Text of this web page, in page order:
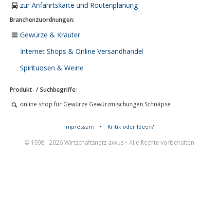
zur Anfahrtskarte und Routenplanung
Branchenzuordnungen:
Gewürze & Kräuter
Internet Shops & Online Versandhandel
Spirituosen & Weine
Produkt- / Suchbegriffe:
online shop für Gewürze Gewürzmischungen Schnäpse
Impressum • Kritik oder Ideen?
© 1998 - 2026 Wirtschaftsnetz axxus • Alle Rechte vorbehalten